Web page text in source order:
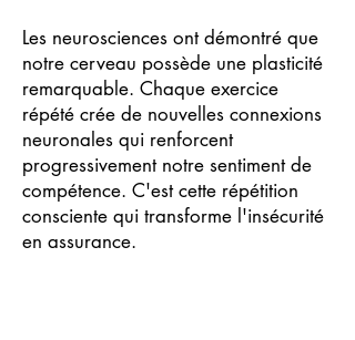
Les neurosciences ont démontré que
notre cerveau possède une plasticité
remarquable. Chaque exercice
répété crée de nouvelles connexions
neuronales qui renforcent
progressivement notre sentiment de
compétence. C'est cette répétition
consciente qui transforme l'insécurité
en assurance.